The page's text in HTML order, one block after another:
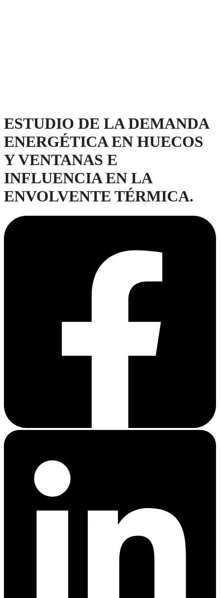
ESTUDIO DE LA DEMANDA
ENERGÉTICA EN HUECOS
Y VENTANAS E
INFLUENCIA EN LA
ENVOLVENTE TÉRMICA.